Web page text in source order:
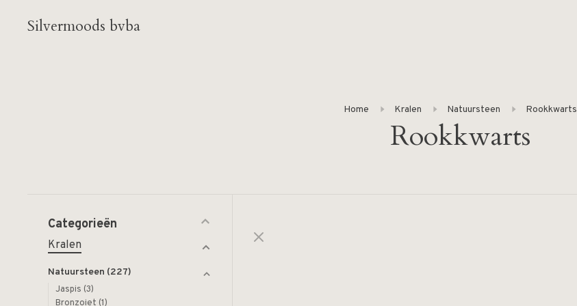
Silvermoods bvba
Home Kralen Natuursteen Rookkwarts
Rookkwarts
Categorieën
Kralen
Natuursteen (227)
Jaspis (3)
Bronzoiet (1)